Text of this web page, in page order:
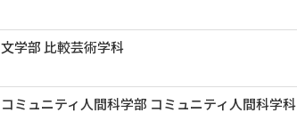
文学部 比較芸術学科
コミュニティ人間科学部 コミュニティ人間科学科